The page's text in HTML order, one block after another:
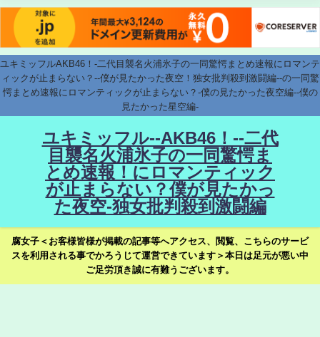
ユキミッフルAKB46！-二代目襲名火浦氷子の一同驚愕まとめ速報にロマンテ
ィックが止まらない？--僕が見たかった夜空！独女批判殺到激闘編--の一同驚
愕まとめ速報にロマンティックが止まらない？-僕の見たかった夜空編--僕の
見たかった星空編-
ユキミッフル--AKB46！--二代
目襲名火浦氷子の一同驚愕ま
とめ速報！にロマンティック
が止まらない？僕が見たかっ
た夜空-独女批判殺到激闘編
腐女子＜お客様皆様が掲載の記事等へアクセス、閲覧、こちらのサービ
スを利用される事でかろうじて運営できています＞本日は足元が悪い中
ご足労頂き誠に有難うございます。